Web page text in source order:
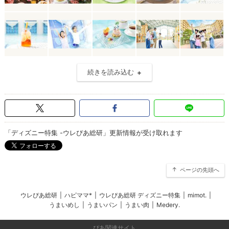
続きを読み込む
「ディズニー特集 -ウレぴあ総研」更新情報が受け取れます
ページの先頭へ
ウレぴあ総研 ハピママ* ウレぴあ総研 ディズニー特集 mimot.
うまいめし
うまいパン うまい肉 Medery.